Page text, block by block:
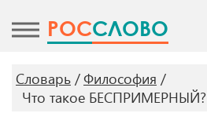
POCСЛОВО
Словарь
Философия
Что такое БЕСПРИМЕРНЫЙ?